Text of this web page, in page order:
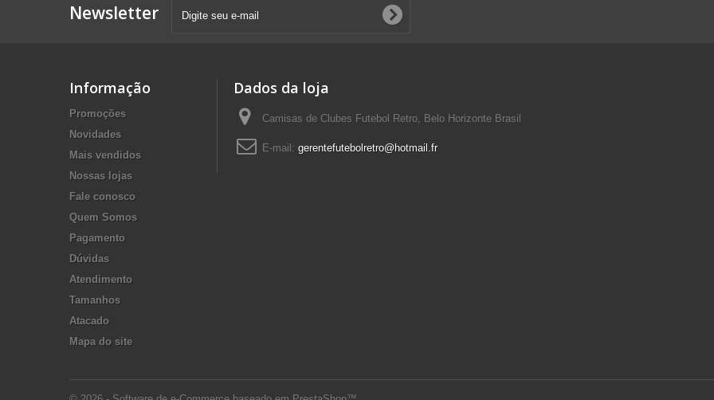
Newsletter
Informação
Promoções
Novidades
Mais vendidos
Nossas lojas
Fale conosco
Quem Somos
Pagamento
Dúvidas
Atendimento
Tamanhos
Atacado
Mapa do site
Dados da loja
Camisas de Clubes Futebol Retro, Belo Horizonte Brasil
E-mail: gerentefutebolretro@hotmail.fr